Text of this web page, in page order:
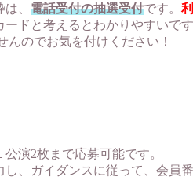
、 電話受付の抽選受付です。
ードと考えるとわかりやすいで
のでお気を付けください！
演2枚まで応募可能です。
、ガイダンスに従って、会員